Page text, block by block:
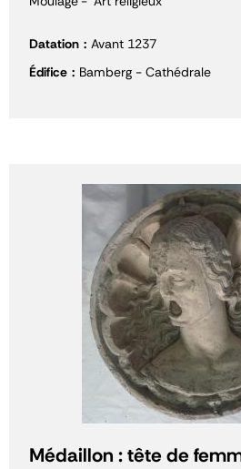
Datation
Avant 1237
Édifice
Bamberg - Cathédrale
Médaillon : tête de